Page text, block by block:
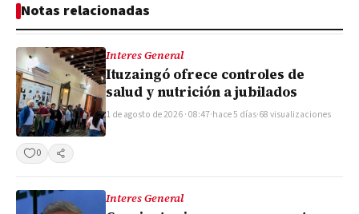
Notas relacionadas
Interes General
Ituzaingó ofrece controles de
salud y nutrición a jubilados
1 de agosto de 2026 · 08:47·hace 5 días·68 visualizaciones
0 Compartir
Interes General